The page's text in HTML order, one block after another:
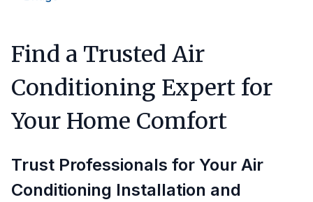
Find a Trusted Air
Conditioning Expert for
Your Home Comfort
Trust Professionals for Your Air
Conditioning Installation and